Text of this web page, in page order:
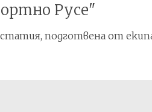
Русе"
подготвена от